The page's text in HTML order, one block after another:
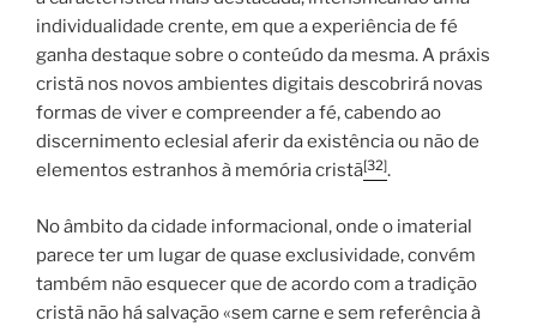
individualidade crente, em que a experiência de fé
ganha destaque sobre o conteúdo da mesma. A práxis
cristã nos novos ambientes digitais descobrirá novas
formas de viver e compreender a fé, cabendo ao
discernimento eclesial aferir da existência ou não de
elementos estranhos à memória cristã[32].
No âmbito da cidade informacional, onde o imaterial
parece ter um lugar de quase exclusividade, convém
também não esquecer que de acordo com a tradição
cristã não há salvação «sem carne e sem referência à